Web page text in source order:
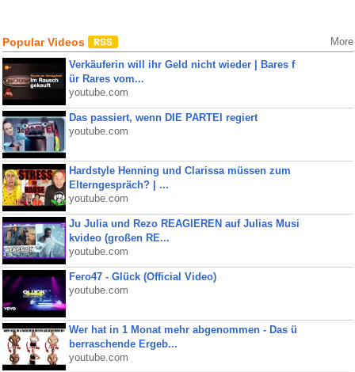
Popular Videos More
Verkäuferin will ihr Geld nicht wieder | Bares f
ür Rares vom...
youtube.com
Das passiert, wenn DIE PARTEI regiert
youtube.com
Hardstyle Henning und Clarissa müssen zum
Elterngespräch? | ...
youtube.com
Ju Julia und Rezo REAGIEREN auf Julias Musi
kvideo (großen RE...
youtube.com
Fero47 - Glück (Official Video)
youtube.com
Wer hat in 1 Monat mehr abgenommen - Das ü
berraschende Ergeb...
youtube.com